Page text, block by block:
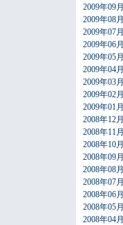
2009年09月
2009年08月
2009年07月
2009年06月
2009年05月
2009年04月
2009年03月
2009年02月
2009年01月
2008年12月
2008年11月
2008年10月
2008年09月
2008年08月
2008年07月
2008年06月
2008年05月
2008年04月